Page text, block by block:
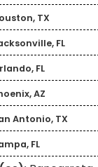
TX
FL
FL
AZ
Antonio, TX
FL